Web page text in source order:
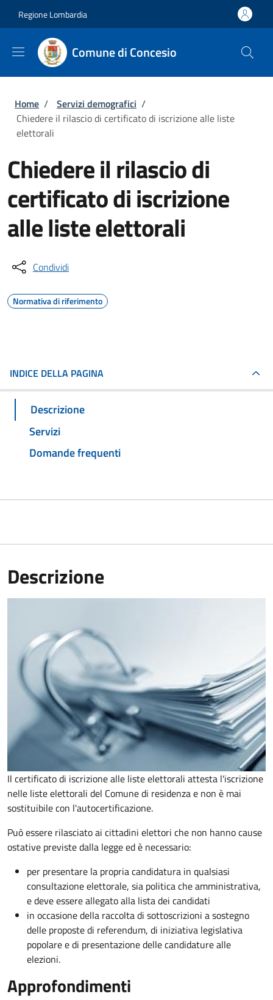
Regione Lombardia
Comune di Concesio
Briciole di pane
Home / Servizi demografici /
Chiedere il rilascio di certificato di iscrizione alle liste
elettorali
Chiedere il rilascio di
certificato di iscrizione
alle liste elettorali
Condividi
Normativa di riferimento
INDICE DELLA PAGINA
Descrizione
Servizi
Domande frequenti
Descrizione
Il certificato di iscrizione alle liste elettorali attesta l'iscrizione
nelle liste elettorali del Comune di residenza e non è mai
sostituibile con l'autocertificazione.
Può essere rilasciato ai cittadini elettori che non hanno cause
ostative previste dalla legge ed è necessario:
per presentare la propria candidatura in qualsiasi
consultazione elettorale, sia politica che amministrativa,
e deve essere allegato alla lista dei candidati
in occasione della raccolta di sottoscrizioni a sostegno
delle proposte di referendum, di iniziativa legislativa
popolare e di presentazione delle candidature alle
elezioni.
Approfondimenti